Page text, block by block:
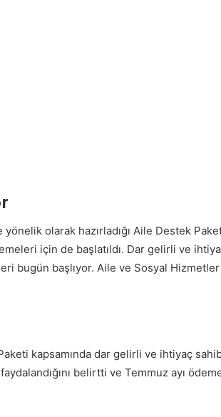
olarak hazırladığı Aile Destek
için de başlatıldı. Dar gelirli ve
bugün başlıyor. Aile ve Sosyal Hizmetler
kapsamında dar gelirli ve ihtiyaç sahibi
belirtti ve Temmuz ayı